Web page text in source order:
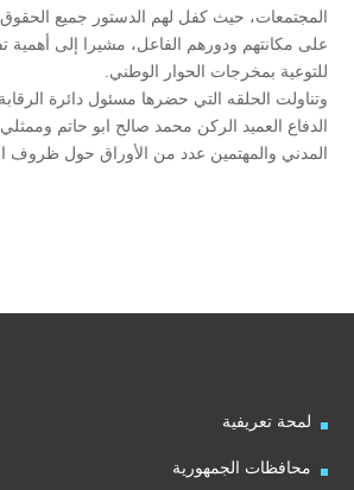
المجتمعات، حيث كفل لهم الدستور جميع الحقوق
على مكانتهم ودورهم الفاعل، مشيرا إلى أهمية
للتوعية بمخرجات الحوار الوطني.
وتناولت الحلقه التي حضرها مسئول دائرة
الدفاع العميد الركن محمد صالح ابو حاتم
المدني والمهتمين عدد من الأوراق حول ظروف
لمحة تعريفية
محافظات الجمهورية